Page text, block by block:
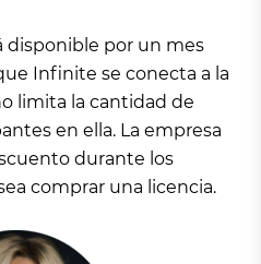
disponible por un mes
Infinite se conecta a la
limita la cantidad de
en ella. La empresa
durante los
comprar una licencia.